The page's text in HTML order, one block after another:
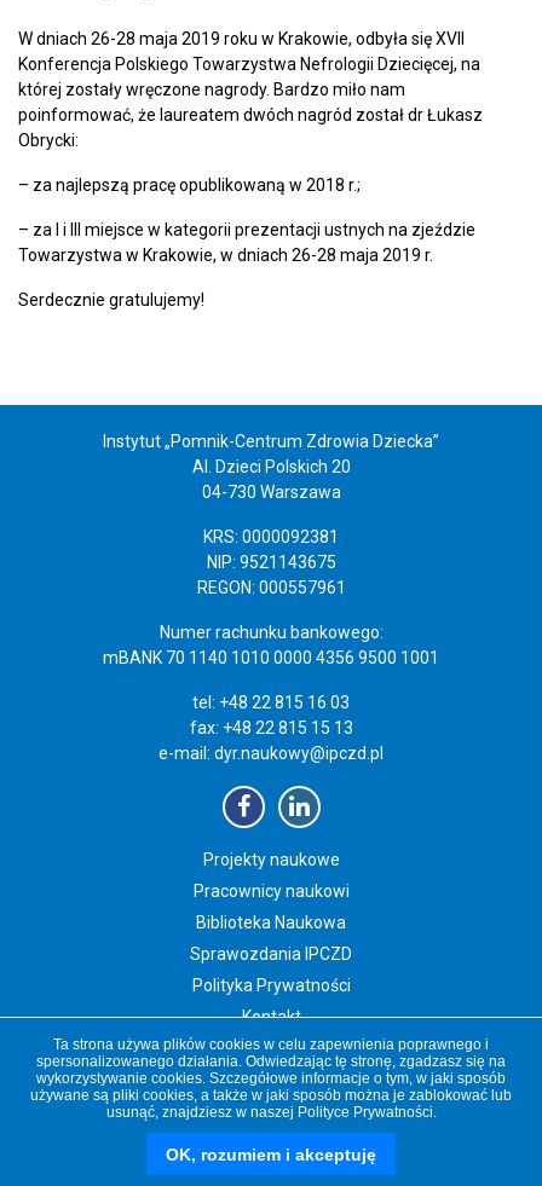
W dniach 26-28 maja 2019 roku w Krakowie, odbyła się XVII
Konferencja Polskiego Towarzystwa Nefrologii Dziecięcej, na
której zostały wręczone nagrody. Bardzo miło nam
poinformować, że laureatem dwóch nagród został dr Łukasz
Obrycki:
– za najlepszą pracę opublikowaną w 2018 r.;
– za I i III miejsce w kategorii prezentacji ustnych na zjeździe
Towarzystwa w Krakowie, w dniach 26-28 maja 2019 r.
Serdecznie gratulujemy!
Instytut „Pomnik-Centrum Zdrowia Dziecka”
Al. Dzieci Polskich 20
04-730 Warszawa
KRS: 0000092381
NIP: 9521143675
REGON: 000557961
Numer rachunku bankowego:
mBANK 70 1140 1010 0000 4356 9500 1001
tel: +48 22 815 16 03
fax: +48 22 815 15 13
e-mail: dyr.naukowy@ipczd.pl
Projekty naukowe
Pracownicy naukowi
Biblioteka Naukowa
Sprawozdania IPCZD
Polityka Prywatności
Kontakt
Newsletter IPCZD
Copyright 2019 Instytut „Pomnik-Centrum Zdrowia Dziecka”
czd.pl
nauka.czd.pl
Ta strona używa plików cookies w celu zapewnienia poprawnego i
spersonalizowanego działania. Odwiedzając tę stronę, zgadzasz się na
wykorzystywanie cookies. Szczegółowe informacje o tym, w jaki sposób
używane są pliki cookies, a także w jaki sposób można je zablokować lub
usunąć, znajdziesz w naszej Polityce Prywatności.
OK, rozumiem i akceptuję